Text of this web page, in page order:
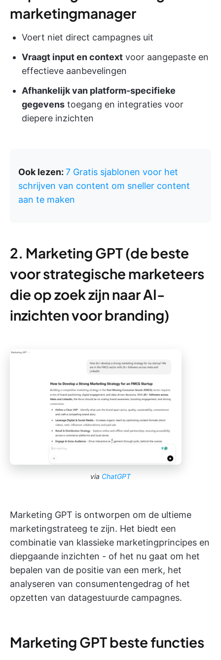
marketingmanager
Voert niet direct campagnes uit
Vraagt input en context voor aangepaste en
effectieve aanbevelingen
Afhankelijk van platform-specifieke
gegevens toegang en integraties voor
diepere inzichten
Ook lezen: 7 Gratis sjablonen voor het
schrijven van content om sneller content
aan te maken
2. Marketing GPT (de beste
voor strategische marketeers
die op zoek zijn naar AI-
inzichten voor branding)
via ChatGPT
Marketing GPT is ontworpen om de ultieme
marketingstrateeg te zijn. Het biedt een
combinatie van klassieke marketingprincipes en
diepgaande inzichten - of het nu gaat om het
bepalen van de positie van een merk, het
analyseren van consumentengedrag of het
opzetten van datagestuurde campagnes.
Marketing GPT beste functies